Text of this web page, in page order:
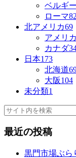
ベルギー
ローマ82
北アメリカ69
アメリカ
カナダ
日本173
北海道
大阪104
未分類1
最近の投稿
黒門市場ぶら